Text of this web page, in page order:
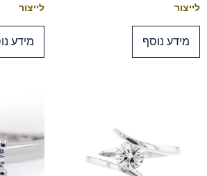
לייצור
מידע נוסף
לייצור
מידע